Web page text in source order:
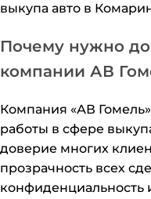
выкупа авто в
Почему нужно
компании АВ
Компания «АВ
работы в сфере
доверие многих
прозрачность всех